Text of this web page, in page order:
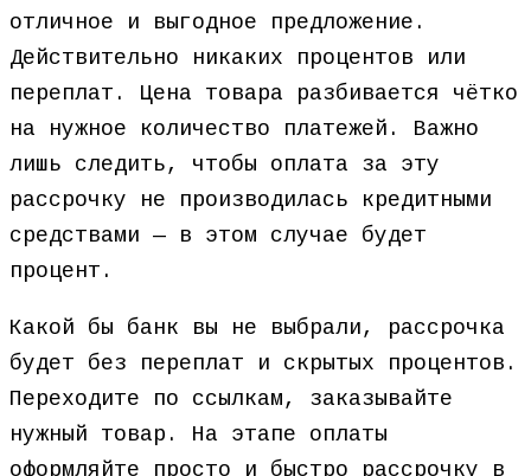
отличное и выгодное предложение.
Действительно никаких процентов или
переплат. Цена товара разбивается чётко
на нужное количество платежей. Важно
лишь следить, чтобы оплата за эту
рассрочку не производилась кредитными
средствами — в этом случае будет
процент.
Какой бы банк вы не выбрали, рассрочка
будет без переплат и скрытых процентов.
Переходите по ссылкам, заказывайте
нужный товар. На этапе оплаты
оформляйте просто и быстро рассрочку в